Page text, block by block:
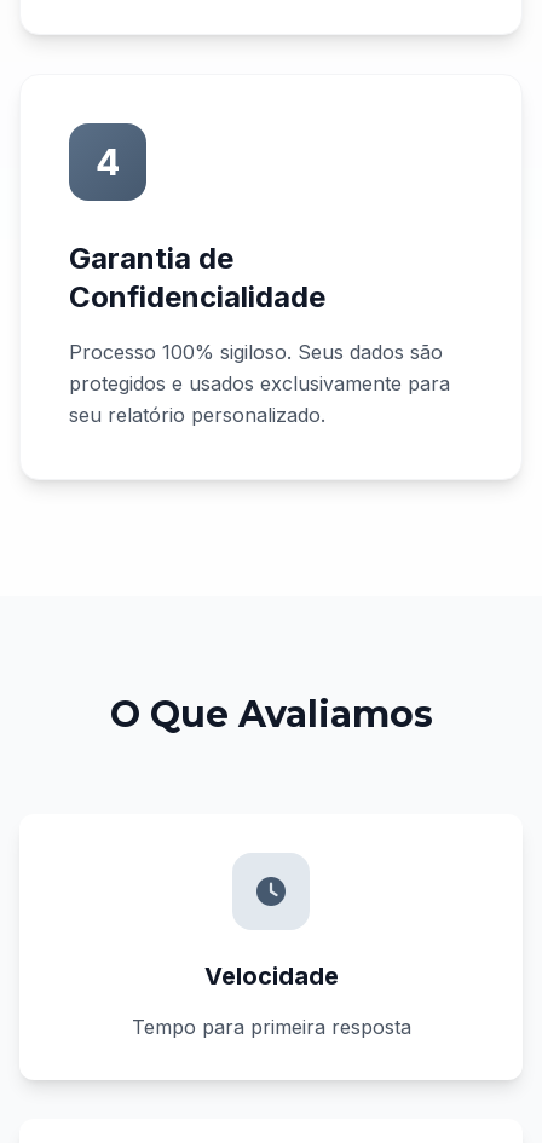
4
Garantia de
Confidencialidade
Processo 100% sigiloso. Seus dados são
protegidos e usados exclusivamente para
seu relatório personalizado.
O Que Avaliamos
Velocidade
Tempo para primeira resposta